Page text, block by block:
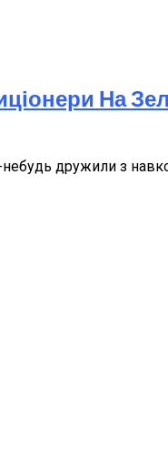
На
небудь дружили з